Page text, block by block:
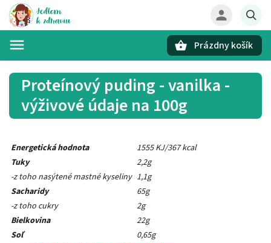
Prázdny košík
Proteínový puding - vanilka -
výživové údaje na 100g
Energetická hodnota
1555 KJ/367 kcal
Tuky
2,2g
-z toho nasýtené mastné kyseliny 1,1g
Sacharidy
65g
-z toho cukry
2g
Bielkovina
22g
Soľ
0,65g